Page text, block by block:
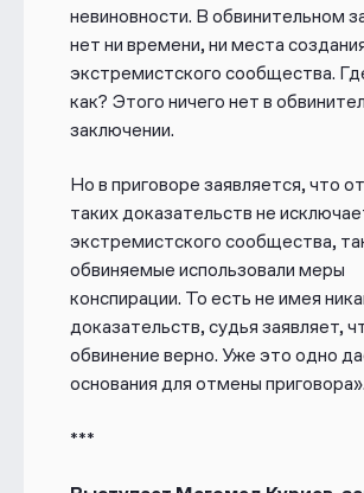
невиновности. В обвинительном
нет ни времени, ни места
экстремистского сообщества.
как? Этого ничего нет в
заключении.
Но в приговоре заявляется, что
таких доказательств не
экстремистского сообщества,
обвиняемые использовали меры
конспирации. То есть не имея
доказательств, судья заявляет,
обвинение верно. Уже это одно
основания для отмены приговора».
***